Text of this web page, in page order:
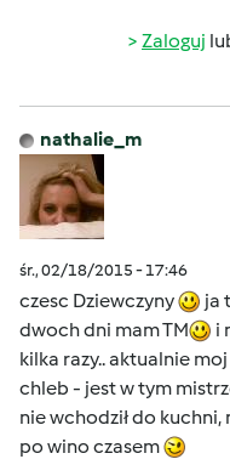
Zaloguj
nathalie_m
śr., 02/18/2015 - 17:46
czesc Dziewczyny
ja
dwoch dni mam TM
i
kilka razy.. aktualnie
chleb - jest w tym
nie wchodził do
po wino czasem